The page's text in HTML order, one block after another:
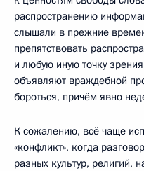
распространению
слышали в прежние
препятствовать
и любую иную точку
объявляют враждебной
бороться, причём явно
К сожалению, всё чаще
«конфликт», когда
разных культур, религий,